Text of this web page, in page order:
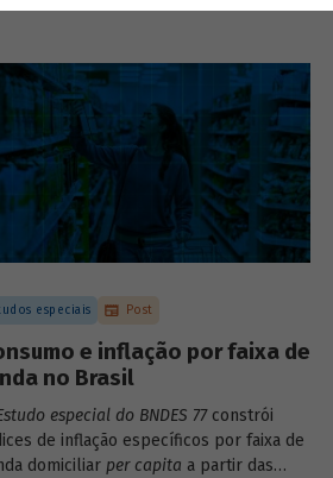
especiais Post
e inflação por faixa de
no Brasil
especial do BNDES 77constrói
de inflação específicos por faixa de
domiciliar per capita a partir das